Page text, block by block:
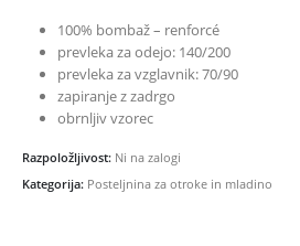
100% bombaž – renforcé
prevleka za odejo: 140/200
prevleka za vzglavnik: 70/90
zapiranje z zadrgo
obrnljiv vzorec
Razpoložljivost: Ni na zalogi
Kategorija: Posteljnina za otroke in mladino